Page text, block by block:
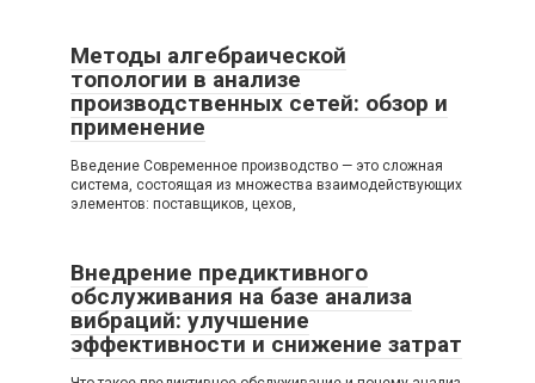
Методы алгебраической
топологии в анализе
производственных сетей: обзор и
применение
Введение Современное производство — это сложная
система, состоящая из множества взаимодействующих
элементов: поставщиков, цехов,
Внедрение предиктивного
обслуживания на базе анализа
вибраций: улучшение
эффективности и снижение затрат